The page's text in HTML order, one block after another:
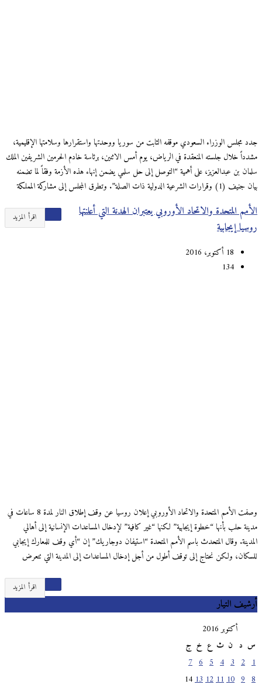
جدد مجلس الوزراء السعودي موقفه الثابت من سوريا ووحدتها واستقرارها وسلامتها الإقليمية،
مشدداً خلال جلسته المنعقدة في الرياض، يوم أمس الاثنين، برئاسة خادم الحرمين الشريفين الملك
سلمان بن عبدالعزيز، على أهمية “التوصل إلى حل سلمي يضمن إنهاء هذه الأزمة وفقاً لما تضمنه
بيان جنيف (1) وقرارات الشرعية الدولية ذات الصلة”. وتطرق المجلس إلى مشاركة المملكة
اقرأ المزيد
الأمم المتحدة والاتحاد الأوروبي يعتبران الهدنة التي أعلنتها
روسيا إيجابية
18 أكتوبر، 2016
134
وصفت الأمم المتحدة والاتحاد الأوروبي إعلان روسيا عن وقف إطلاق النار لمدة 8 ساعات في
مدينة حلب بأنها “خطوة إيجابية” لكنها “غير كافية” لإدخال المساعدات الإنسانية إلى أهالي
المدينة. وقال المتحدث باسم الأمم المتحدة “استيفان دوجاريك” إن “أي وقف للمعارك إيجابي
للسكان، ولكن نحتاج إلى توقف أطول من أجل إدخال المساعدات إلى المدينة التي تتعرض
اقرأ المزيد
أرشيف التيار
أكتوبر 2016
س
ث خ ج
10
11
12
13
14